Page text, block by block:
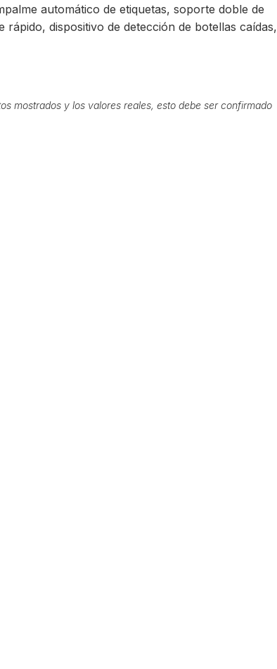
automático de etiquetas, soporte doble de
rápido, dispositivo de detección de botellas caídas,
mostrados y los valores reales, esto debe ser confirmado